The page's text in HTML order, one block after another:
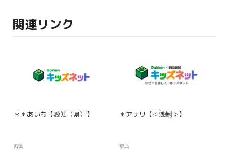
関連リンク
＊＊あいち【愛知（県）】
辞典
＊アサリ【＜浅蜊＞】
辞典